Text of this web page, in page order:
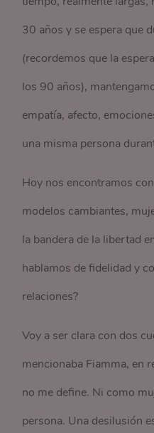
30 años y se espera que
(recordemos que la
los 90 años),
empatía, afecto,
una misma persona
Hoy nos encontramos
modelos cambiantes,
la bandera de la libertad
hablamos de fidelidad y
relaciones?
Voy a ser clara con dos
mencionaba Fiamma, en
no me define. Ni como
persona. Una desilusión